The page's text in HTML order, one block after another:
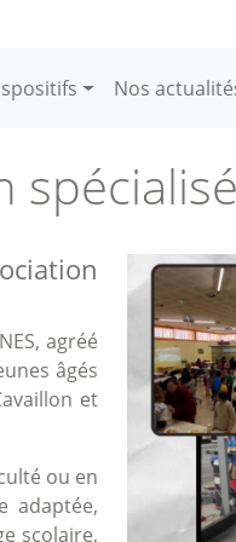
Nos
agréé
âgés
et
ou en
adaptée,
scolaire,
Image